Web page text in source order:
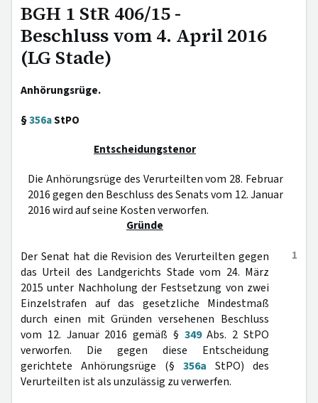
BGH 1 StR 406/15 -
Beschluss vom 4. April 2016
(LG Stade)
Anhörungsrüge.
§356aStPO
Entscheidungstenor
Die Anhörungsrüge des Verurteilten vom 28. Februar
2016 gegen den Beschluss des Senats vom 12. Januar
2016 wird auf seine Kosten verworfen.
Gründe
1
Der Senat hat die Revision des Verurteilten gegen
das Urteil des Landgerichts Stade vom 24. März
2015 unter Nachholung der Festsetzung von zwei
Einzelstrafen auf das gesetzliche Mindestmaß
durch einen mit Gründen versehenen Beschluss
vom 12. Januar 2016 gemäß § 349Abs. 2 StPO
verworfen. Die gegen diese Entscheidung
gerichtete Anhörungsrüge (§ 356a StPO) des
Verurteilten ist als unzulässig zu verwerfen.